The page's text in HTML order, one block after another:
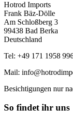
Hotrod Imports
Frank Bäz-Dölle
Am Schloßberg 3
99438 Bad Berka
Deutschland
Tel: +49 171 1958
Mail:
Besichtigungen nur
So findet ihr uns